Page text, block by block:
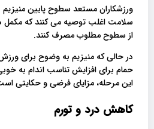
ورزشکاران مستعد سطوح پایین
سلامت اغلب توصیه می کنند که مکمل
از سطوح مطلوب مصرف کنند.
در حالی که منیزیم به وضوح برای
حمام برای افزایش تناسب اندام به
این مرحله، مزایای فرضی و حکایتی
کاهش درد و تورم